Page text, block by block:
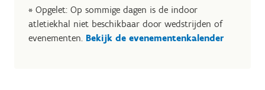
* Opgelet: Op sommige dagen is de indoor
atletiekhal niet beschikbaar door wedstrijden of
evenementen. Bekijk de evenementenkalender